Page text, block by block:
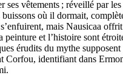
ses vêtements ; réveillé par
où il dormait,
mais Nausicaa offrit
peinture et l’histoire sont
érudits du mythe supposent
Corfou, identifiant dans